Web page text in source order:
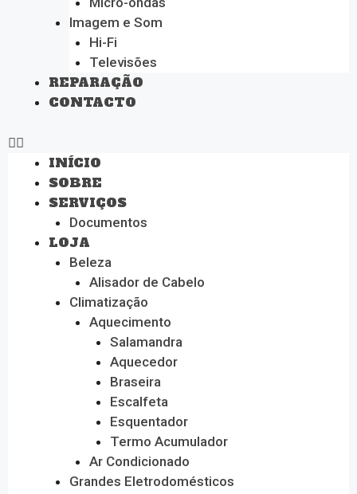
Imagem e Som
Hi-Fi
Televisões
REPARAÇÃO
CONTACTO
INÍCIO
SOBRE
SERVIÇOS
Documentos
LOJA
Beleza
Alisador de Cabelo
Climatização
Aquecimento
Salamandra
Aquecedor
Braseira
Escalfeta
Esquentador
Termo Acumulador
Ar Condicionado
Grandes Eletrodomésticos